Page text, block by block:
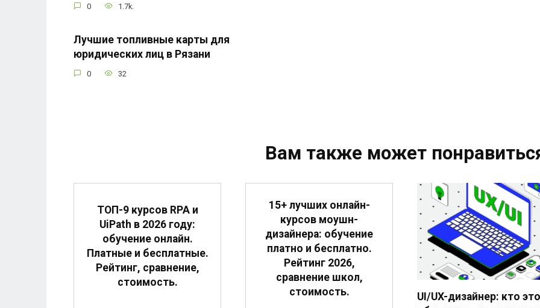
0 1.7k.
Лучшие топливные карты для
юридических лиц в Рязани
0 32
Вам также может
ТОП-9 курсов RPA и
UiPath в 2026 году:
обучение онлайн.
Платные и бесплатные.
Рейтинг, сравнение,
стоимость.
15+ лучших онлайн-
курсов моушн-
дизайнера: обучение
платно и бесплатно.
Рейтинг 2026,
сравнение школ,
стоимость.
UI/UX-дизайнер: кто